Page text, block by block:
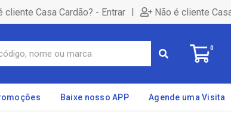
cliente Casa Cardão? - Entrar | Não é cliente
0
Baixe nosso APP Agende uma Visita